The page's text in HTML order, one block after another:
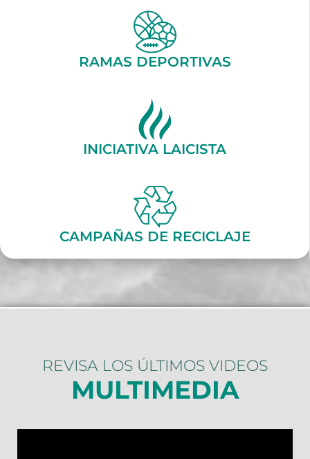
RAMAS DEPORTIVAS
INICIATIVA LAICISTA
CAMPAÑAS DE RECICLAJE
REVISA LOS ÚLTIMOS VIDEOS​
MULTIMEDIA